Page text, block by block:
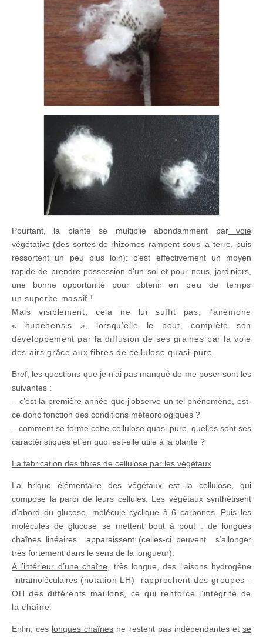
Pourtant, la plante se multiplie abondamment parvoie
végétative (des sortes de rhizomes rampent sous la terre, puis
ressortent un peu plus loin): c’est effectivement un moyen
rapide de prendre possession d’un sol et pour nous, jardiniers,
une bonne opportunité pour obteniren peu de temps
unsuperbe massif !
Mais visiblement, cela ne lui suffit pas, l’anémone
« hupehensis », lorsqu’elle le peut, complète son
développement par la diffusion de ses graines par la voie
des airs grâce aux fibres de cellulose quasi-pure.
Bref, les questions que je n’ai pas manqué de me poser sont les
suivantes :
– c’est la première année que j’observe un tel phénomène, est-
ce donc fonction des conditions météorologiques ?
– comment se forme cette cellulose quasi-pure, quelles sont ses
caractéristiques et en quoi est-elle utile à la plante ?
La fabrication des fibres de cellulose par les végétaux
La brique élémentaire des végétaux est la cellulose , qui
compose la paroi de leurs cellules. Les végétaux synthétisent
d’abord du glucose, molécule cyclique à 6 carbones. Puis les
molécules de glucose se mettent bout à bout : de longues
chaînes linéaires apparaissent (celles-ci peuvent s’allonger
très fortement dans le sens de la longueur).
A l’intérieur d’une chaîne , très longue, des liaisons hydrogène
intramoléculaires (notation LH)
rapprochent des groupes -
OH des différents maillons, ce qui renforce l’intégrité de
la chaîne.
Enfin, ces longues chaînes ne restent pas indépendantes etse